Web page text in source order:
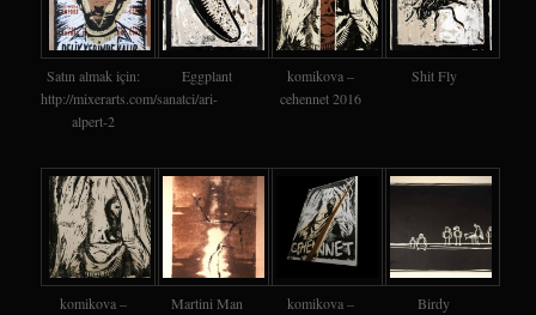
Satın almak için:
http://mixerarts.com/sanatci/ari-
alpert-2
Eggplant
komikova –
cehennet 2016
Shit Fly
komikova –
Martini Man
komikova –
Birdy